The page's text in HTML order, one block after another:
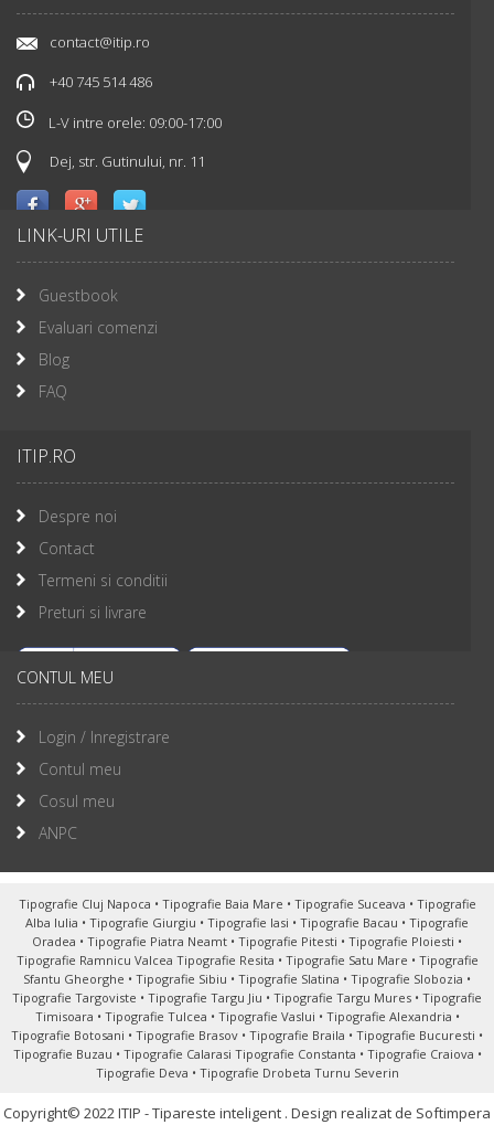
contact@itip.ro
+40 745 514 486
L-V intre orele: 09:00-17:00
Dej, str. Gutinului, nr. 11
LINK-URI UTILE
Guestbook
Evaluari comenzi
Blog
FAQ
ITIP.RO
Despre noi
Contact
Termeni si conditii
Preturi si livrare
CONTUL MEU
Login / Inregistrare
Contul meu
Cosul meu
ANPC
Tipografie Cluj Napoca • Tipografie Baia Mare • Tipografie Suceava • Tipografie
Alba Iulia • Tipografie Giurgiu • Tipografie Iasi • Tipografie Bacau • Tipografie
Oradea • Tipografie Piatra Neamt • Tipografie Pitesti • Tipografie Ploiesti •
Tipografie Ramnicu Valcea Tipografie Resita • Tipografie Satu Mare • Tipografie
Sfantu Gheorghe • Tipografie Sibiu • Tipografie Slatina • Tipografie Slobozia •
Tipografie Targoviste • Tipografie Targu Jiu • Tipografie Targu Mures • Tipografie
Timisoara • Tipografie Tulcea • Tipografie Vaslui • Tipografie Alexandria •
Tipografie Botosani • Tipografie Brasov • Tipografie Braila • Tipografie Bucuresti •
Tipografie Buzau • Tipografie Calarasi Tipografie Constanta • Tipografie Craiova •
Tipografie Deva • Tipografie Drobeta Turnu Severin
Copyright© 2022 ITIP - Tipareste inteligent . Design realizat de Softimpera